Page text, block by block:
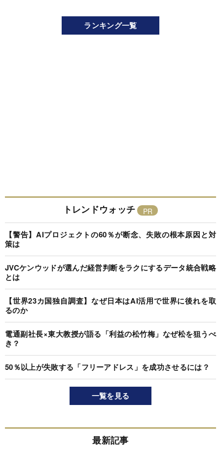
ランキング一覧
トレンドウォッチ
【警告】AIプロジェクトの60％が断念、失敗の根本原因と対
策は
JVCケンウッドが選んだ経営判断をラクにするデータ統合戦略
とは
【世界23カ国独自調査】なぜ日本はAI活用で世界に後れを取
るのか
電通副社長×東大教授が語る「利益の松竹梅」なぜ松を狙うべ
き？
50％以上が失敗する「フリーアドレス」を成功させるには？
一覧を見る
最新記事